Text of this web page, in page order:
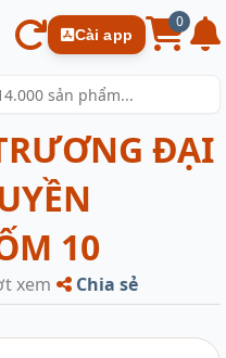
Cài app
0
ĐẠI
10
xem Chia sẻ